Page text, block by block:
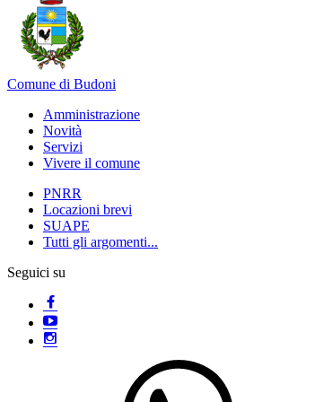
Comune di Budoni
Amministrazione
Novità
Servizi
Vivere il comune
PNRR
Locazioni brevi
SUAPE
Tutti gli argomenti...
Seguici su